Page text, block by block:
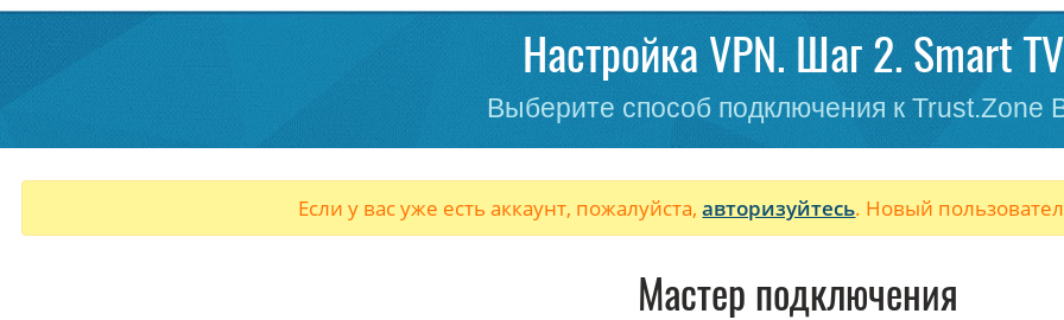
Настройка VPN. Шаг 2. Smart
Выберите способ подключения к Trust.Zone
Если у вас уже есть аккаунт, пожалуйста,авторизуйтесь. Новый
Мастер подключения